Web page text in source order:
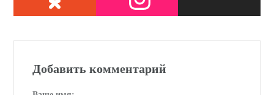
Добавить комментарий